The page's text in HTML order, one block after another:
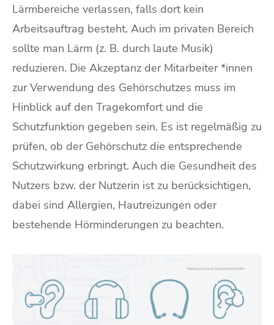
Lärmbereiche verlassen, falls dort kein
Arbeitsauftrag besteht. Auch im privaten Bereich
sollte man Lärm (z. B. durch laute Musik)
reduzieren. Die Akzeptanz der Mitarbeiter *innen
zur Verwendung des Gehörschutzes muss im
Hinblick auf den Tragekomfort und die
Schutzfunktion gegeben sein. Es ist regelmäßig zu
prüfen, ob der Gehörschutz die entsprechende
Schutzwirkung erbringt. Auch die Gesundheit des
Nutzers bzw. der Nutzerin ist zu berücksichtigen,
dabei sind Allergien, Hautreizungen oder
bestehende Hörminderungen zu beachten.